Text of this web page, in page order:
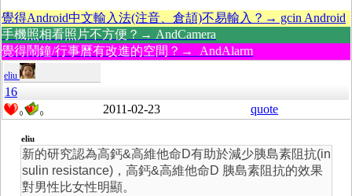
覺得Android中文輸入法(注音、倉頡)不易輸入？→ gcin Android
手機照相看照片不方便？→ AndCamera
覺得鬧鐘/行事曆有改進的空間？→ AndAlarm
eliu
16
0 0 2011-02-23 quote
eliu
新的研究認為高鈣&高維他命D有助於減少胰島素阻抗(in
sulin resistance)，高鈣&高維他命D 胰島素阻抗的效果
對男性比女性明顯。